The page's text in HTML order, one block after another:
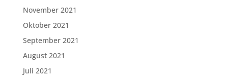
November 2021
Oktober 2021
September 2021
August 2021
Juli 2021